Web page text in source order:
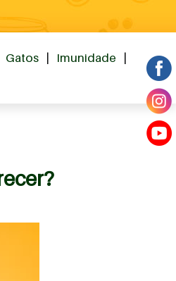
Gatos Imunidade